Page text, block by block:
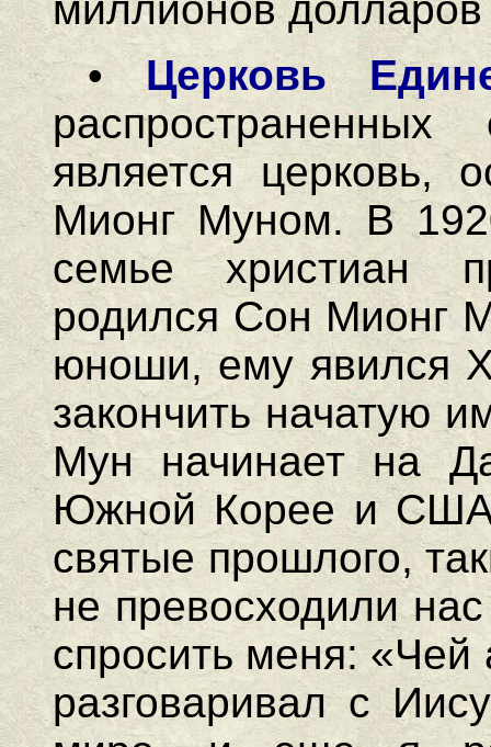
•Церковь
является церковь,
Мионг Муном. В
семье христиан
родился Сон Мионг
юноши, ему явился
закончить начатую
Мун начинает на
Южной Корее и
святые прошлого,
не превосходили
спросить меня: «Чей
разговаривал с